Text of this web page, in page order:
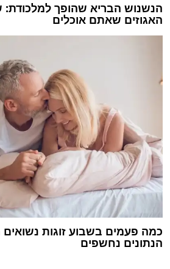
הנשנוש הבריא שהופך למלכודת:
האגוזים שאתם אוכלים
כמה פעמים בשבוע זוגות נשואים
הנתונים נחשפים